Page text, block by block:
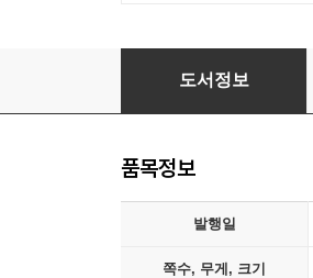
자존감 교육
도서정보
품목정보
발행일
쪽수, 무게, 크기